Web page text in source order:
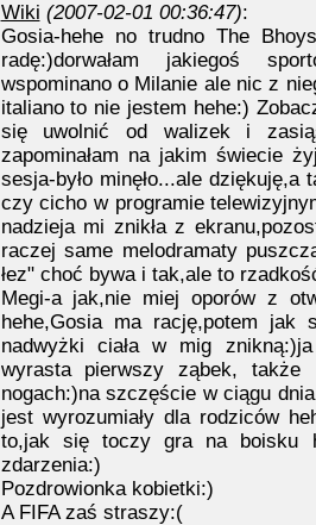
Wiki (2007-02-01 00:36:47):
Gosia-hehe no trudno The
radę:)dorwałam jakiegoś
wspominano o Milanie ale nic z
italiano to nie jestem hehe:)
się uwolnić od walizek i
zapominałam na jakim świecie
sesja-było minęło...ale
czy cicho w programie
nadzieja mi znikła z
raczej same melodramaty
łez" choć bywa i tak,ale to
Megi-a jak,nie miej oporów z
hehe,Gosia ma rację,potem jak
nadwyżki ciała w mig
wyrasta pierwszy ząbek,
nogach:)na szczęście w ciągu
jest wyrozumiały dla rodziców
to,jak się toczy gra na boisku
zdarzenia:)
Pozdrowionka kobietki:)
A FIFA zaś straszy:(